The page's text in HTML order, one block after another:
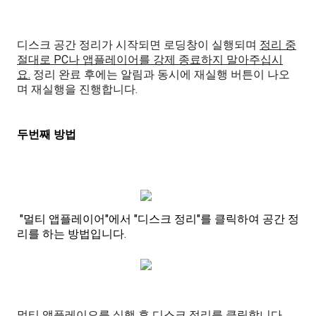
디스크 공간 정리가 시작되면 로딩창이 실행되며 정리 중
절대로 PC나 앱플레이어를 강제 종료하지 말아주십시
요. 정리 완료 후에는 알림과 동시에 재실행 버튼이 나오
며 재실행을 진행합니다.
두번째 방법
"멀티 앱플레이어"에서 "디스크 정리"를 클릭하여 공간 정
리를 하는 방법입니다.